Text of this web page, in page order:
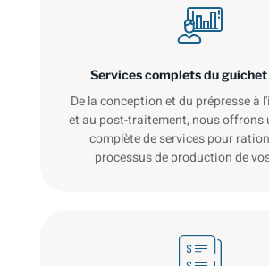
Services complets du
De la conception et du prépresse à
et au post-traitement, nous offrons
complète de services pour
processus de production de